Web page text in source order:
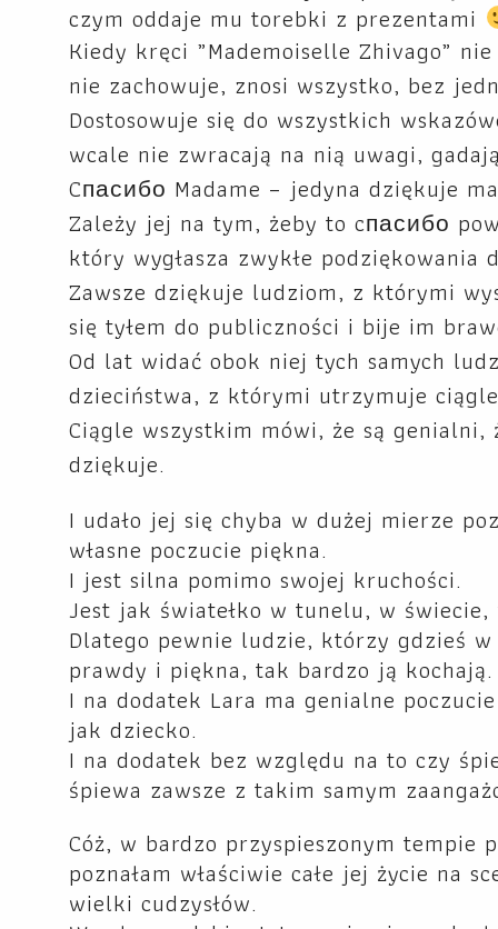
czym oddaje mu torebki z prezentami
Kiedy kręci „Mademoiselle Zhivago”
nie zachowuje, znosi wszystko, bez
Dostosowuje się do wszystkich
wcale nie zwracają na nią uwagi,
Cпасибо Madame – jedyna dziękuje
Zależy jej na tym, żeby to cпасибо
który wygłasza zwykłe
Zawsze dziękuje ludziom, z którymi
się tyłem do publiczności i bije im
Od lat widać obok niej tych samych
dzieciństwa, z którymi utrzymuje
Ciągle wszystkim mówi, że są
dziękuje.
I udało jej się chyba w dużej mierze
własne poczucie piękna.
I jest silna pomimo swojej kruchości.
Jest jak światełko w tunelu, w
Dlatego pewnie ludzie, którzy gdzieś
prawdy i piękna, tak bardzo ją kochają.
I na dodatek Lara ma genialne
jak dziecko.
I na dodatek bez względu na to czy
śpiewa zawsze z takim samym
Cóż, w bardzo przyspieszonym tempie
poznałam właściwie całe jej życie na
wielki cudzysłów.